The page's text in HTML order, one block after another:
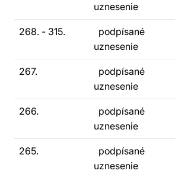
uznesenie
268. - 315.
podpísané
uznesenie
267.
podpísané
uznesenie
266.
podpísané
uznesenie
265.
podpísané
uznesenie